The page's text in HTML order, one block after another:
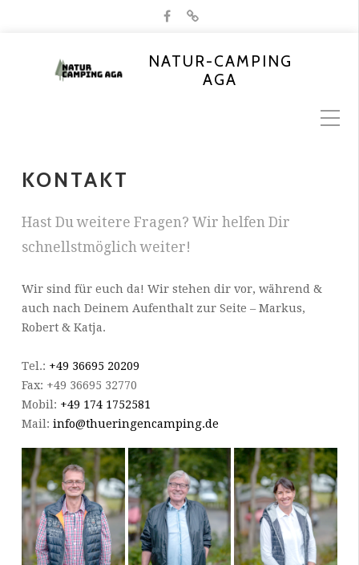
NATUR-CAMPING
AGA
KONTAKT
Hast Du weitere Fragen? Wir helfen Dir
schnellstmöglich weiter!
Wir sind für euch da! Wir stehen dir vor, während &
auch nach Deinem Aufenthalt zur Seite – Markus,
Robert & Katja.
Tel.: +49 36695 20209
Fax: +49 36695 32770
Mobil: +49 174 1752581
Mail: info@thueringencamping.de